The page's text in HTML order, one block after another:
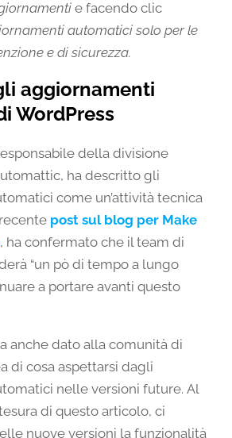
e facendo clic
automatici solo per le
e di sicurezza.
aggiornamenti
WordPress
della divisione
ha descritto gli
come un’attività tecnica
post sul blog per Make
, ha confermato che il team di
“un pò di tempo a lungo
a portare avanti questo
anche dato alla comunità di
di cosa aspettarsi dagli
nelle versioni future. Al
di questo articolo, ci
nuove versioni la funzionalità